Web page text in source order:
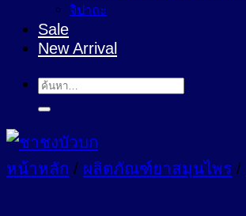
จิปาถะ
Sale
New Arrival
ค้นหา:
หน้าหลัก / ผลิตภัณฑ์ยาสมุนไพร /